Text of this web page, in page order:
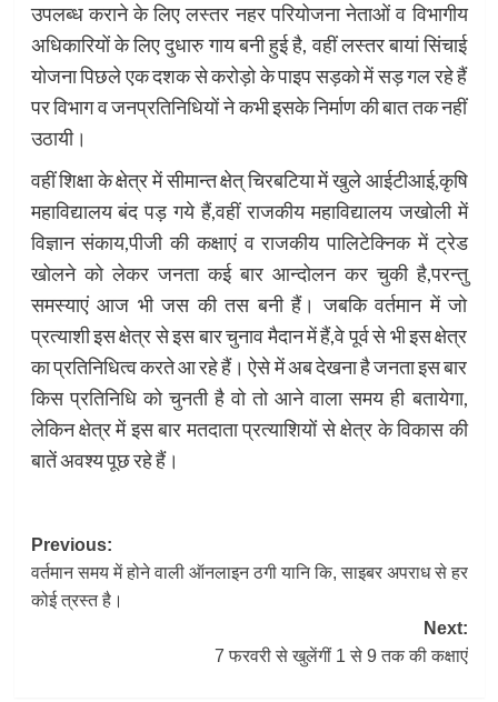
उपलब्ध कराने के लिए लस्तर नहर परियोजना नेताओं व विभागीय
अधिकारियों के लिए दुधारु गाय बनी हुई है, वहीं लस्तर बायां सिंचाई
योजना पिछले एक दशक से करोड़ो के पाइप सड़को में सड़ गल रहे हैं
पर विभाग व जनप्रतिनिधियों ने कभी इसके निर्माण की बात तक नहीं
उठायी।
वहीं शिक्षा के क्षेत्र में सीमान्त क्षेत् चिरबटिया में खुले आईटीआई,कृषि
महाविद्यालय बंद पड़ गये हैं,वहीं राजकीय महाविद्यालय जखोली में
विज्ञान संकाय,पीजी की कक्षाएं व राजकीय पालिटेक्निक में ट्रेड
खोलने को लेकर जनता कई बार आन्दोलन कर चुकी है,परन्तु
समस्याएं आज भी जस की तस बनी हैं। जबकि वर्तमान में जो
प्रत्याशी इस क्षेत्र से इस बार चुनाव मैदान में हैं,वे पूर्व से भी इस क्षेत्र
का प्रतिनिधित्व करते आ रहे हैं। ऐसे में अब देखना है जनता इस बार
किस प्रतिनिधि को चुनती है वो तो आने वाला समय ही बतायेगा,
लेकिन क्षेत्र में इस बार मतदाता प्रत्याशियों से क्षेत्र के विकास की
बातें अवश्य पूछ रहे हैं।
Post
navigation
Previous:
वर्तमान समय में होने वाली ऑनलाइन ठगी यानि कि, साइबर अपराध से हर
कोई त्रस्त है।
Next:
7 फरवरी से खुलेंगीं 1 से 9 तक की कक्षाएं